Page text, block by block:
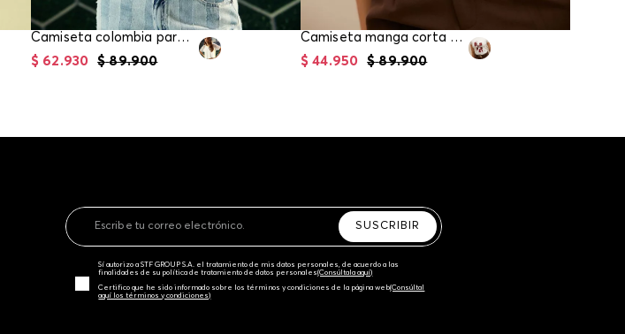
Camiseta colombia para mujer
$ 89.900
$ 62.930
Camiseta manga corta para mujer
$ 89.900
$ 44.950
SUSCRIBIR
Sí autorizo a STF GROUP S.A. el tratamiento de mis datos personales, de acuerdo a las
finalidades de su política de tratamiento de datos personales‎(Consúltala aquí)
Certifico que he sido informado sobre los términos y condiciones de la página web‎(Consúltal
aquí los términos y condiciones)